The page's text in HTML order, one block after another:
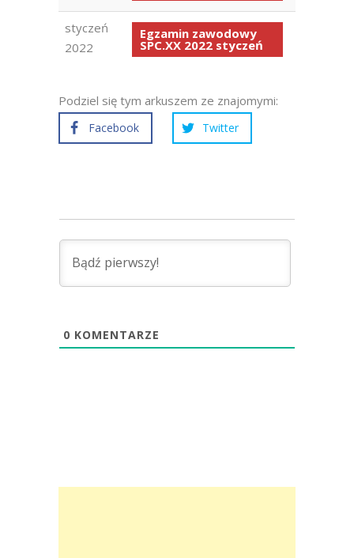
styczeń
2022
Egzamin zawodowy
SPC.XX 2022 styczeń
Podziel się tym arkuszem ze znajomymi:
Facebook Twitter
0 KOMENTARZE